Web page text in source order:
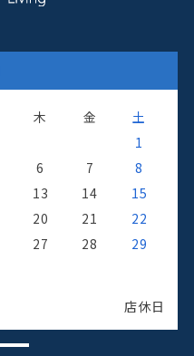
木 金
土
1
6 7
8
13 14
15
20 21
22
27 28
29
店休日